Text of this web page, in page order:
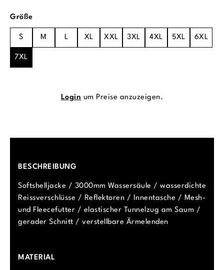
Größeauswählen
S M L XL XXL 3XL 4XL 5XL 6XL
7XL
Login um Preise anzuzeigen.
BESCHREIBUNG
Softshelljacke / 3000mm Wassersäule / wasserdichte
Reissverschlüsse / Reflektoren / Innentasche / Mesh-
und Fleecefutter / elastischer Tunnelzug am Saum /
gerader Schnitt / verstellbare Ärmelenden
MATERIAL